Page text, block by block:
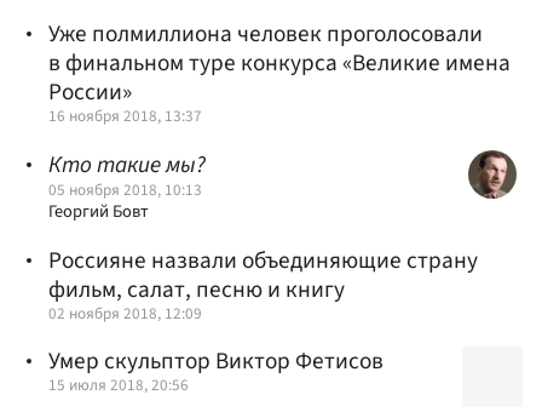
Уже полмиллиона человек проголосовали
в финальном туре конкурса «Великие имена
России»
16 ноября 2018, 13:37
Кто такие мы?
05 ноября 2018, 10:13
Георгий Бовт
Россияне назвали объединяющие страну
фильм, салат, песню и книгу
02 ноября 2018, 12:09
Умер скульптор Виктор Фетисов
15 июля 2018, 20:56